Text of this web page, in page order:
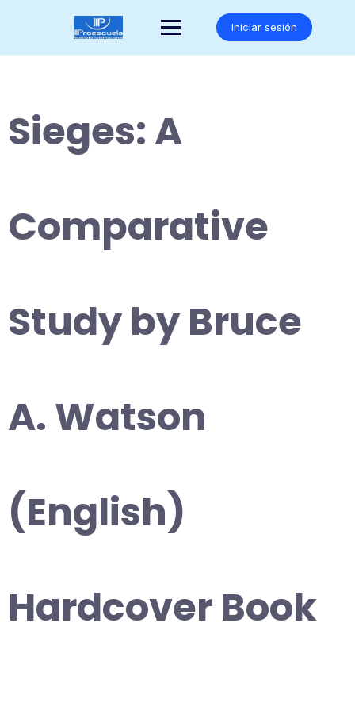
Iniciar sesión
Sieges: A
Comparative
Study by Bruce
A. Watson
(English)
Hardcover Book